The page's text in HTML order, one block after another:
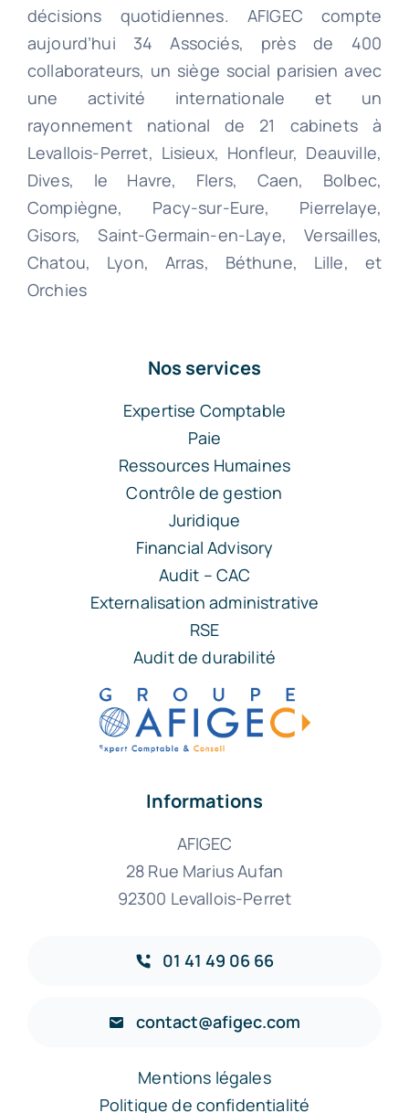
décisions quotidiennes. AFIGEC compte
aujourd’hui 34 Associés, près de 400
collaborateurs, un siège social parisien avec
une activité internationale et un
rayonnement national de 21 cabinets à
Levallois-Perret, Lisieux, Honfleur, Deauville,
Dives, le Havre, Flers, Caen, Bolbec,
Compiègne, Pacy-sur-Eure, Pierrelaye,
Gisors, Saint-Germain-en-Laye, Versailles,
Chatou, Lyon, Arras, Béthune, Lille, et
Orchies
Nos services
Expertise Comptable
Paie
Ressources Humaines
Contrôle de gestion
Juridique
Financial Advisory
Audit – CAC
Externalisation administrative
RSE
Audit de durabilité
Informations
AFIGEC
28 Rue Marius Aufan
92300 Levallois-Perret
01 41 49 06 66
contact@afigec.com
Mentions légales
Politique de confidentialité